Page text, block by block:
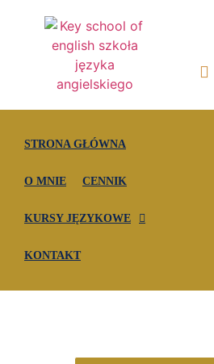
STRONA GŁÓWNA
O MNIE CENNIK
KURSY JĘZYKOWE
KONTAKT